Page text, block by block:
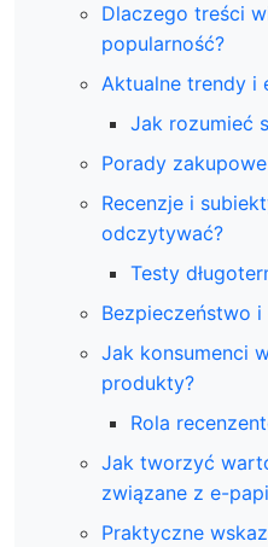
Dlaczego treści
popularność?
Aktualne trendy i
Jak rozumieć
Porady
Recenzje i
odczytywać?
Testy
Bezpieczeństwo
Jak konsumenci
produkty?
Rola
Jak tworzyć
związane z e-
Praktyczne